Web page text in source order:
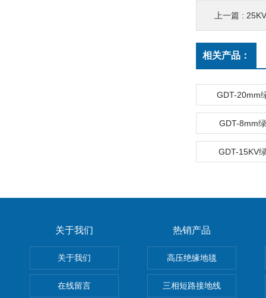
上一篇 :
相关产品：
GDT-20mm
GDT-8mm
GDT-15KV
关于我们
关于我们
在线留言
热销产品
高压绝缘地毯
三相短路接地线